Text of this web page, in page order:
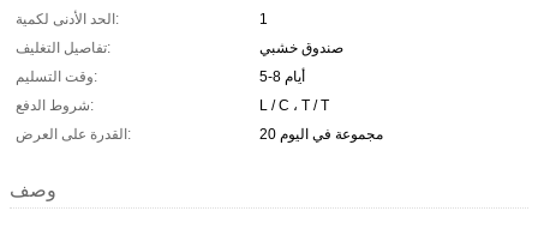
الحد الأدنى لكمية:
1
تفاصيل التغليف:
صندوق خشبي
وقت التسليم:
5-8 أيام
شروط الدفع:
L / C ، T / T
القدرة على العرض:
20 مجموعة في اليوم
وصف